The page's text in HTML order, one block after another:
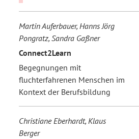
Martin Auferbauer, Hanns Jörg
Pongratz, Sandra Gaßner
Connect2Learn
Begegnungen mit
fluchterfahrenen Menschen im
Kontext der Berufsbildung
Christiane Eberhardt, Klaus
Berger